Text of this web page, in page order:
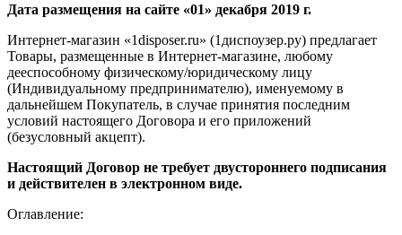
Дата размещения на сайте «01» декабря 2019 г.
Интернет-магазин «1disposer.ru» (1диспоузер.ру) предлагает
Товары, размещенные в Интернет-магазине, любому
дееспособному физическому/юридическому лицу
(Индивидуальному предпринимателю), именуемому в
дальнейшем Покупатель, в случае принятия последним
условий настоящего Договора и его приложений
(безусловный акцепт).
Настоящий Договор не требует двустороннего подписания
и действителен в электронном виде.
Оглавление: